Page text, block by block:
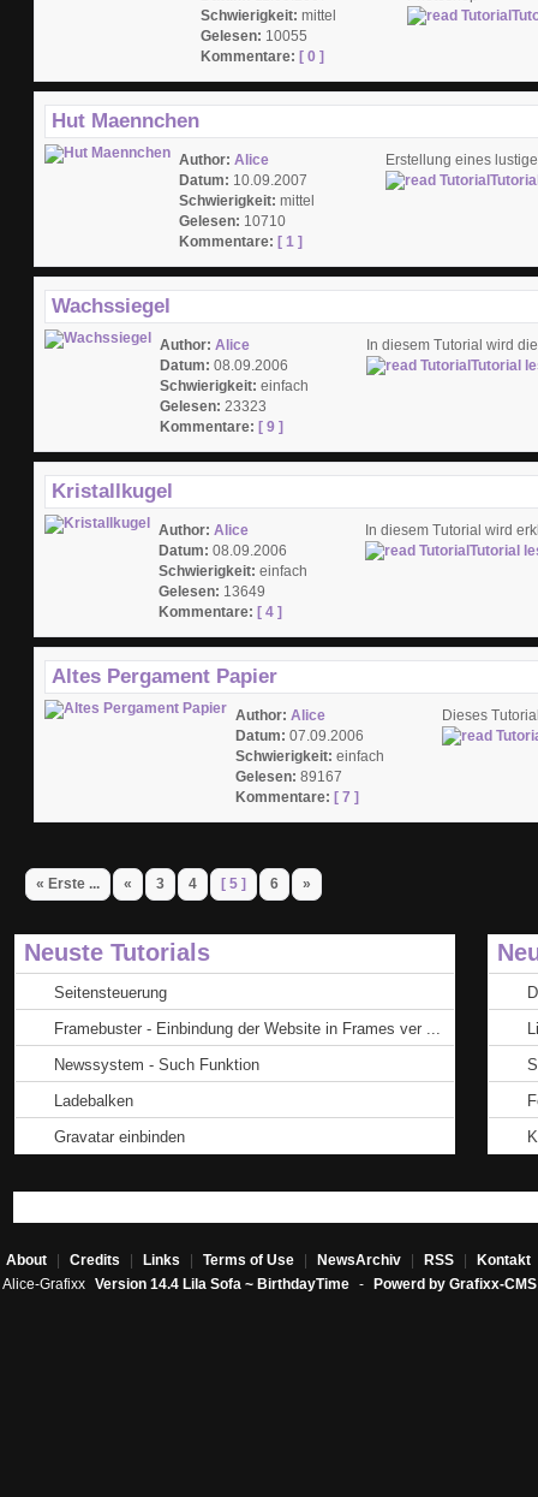
Schwierigkeit: mittel
Gelesen: 10055
Kommentare: [ 0 ]
Hut Maennchen
Author: Alice
Datum: 10.09.2007
Schwierigkeit: mittel
Gelesen: 10710
Kommentare: [ 1 ]
Erstellung eines
Wachssiegel
Author: Alice
Datum: 08.09.2006
Schwierigkeit: einfach
Gelesen: 23323
Kommentare: [ 9 ]
In diesem Tutorial wird
Tutorial
Kristallkugel
Author: Alice
Datum: 08.09.2006
Schwierigkeit: einfach
Gelesen: 13649
Kommentare: [ 4 ]
In diesem Tutorial wird
Tutorial
Altes Pergament Papier
Author: Alice
Datum: 07.09.2006
Schwierigkeit: einfach
Gelesen: 89167
Kommentare: [ 7 ]
Dieses
« Erste ... « 3 4 [ 5 ] 6 »
Neuste Tutorials
Seitensteuerung
Framebuster - Einbindung der Website in Frames ver ...
Newssystem - Such Funktion
Ladebalken
Gravatar einbinden
About Credits Links Terms of Use NewsArchiv RSS Kontakt
Alice-Grafixx Version 14.4 Lila Sofa ~ BirthdayTime - Powerd by Grafixx-CMS